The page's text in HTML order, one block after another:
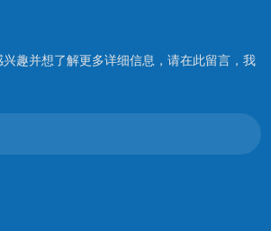
趣并想了解更多详细信息，请在此留言，我